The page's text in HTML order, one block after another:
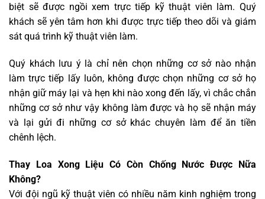
biệt sẽ được ngồi xem trực tiếp kỹ thuật viên làm. Quý
khách sẽ yên tâm hơn khi được trực tiếp theo dõi và giám
sát quá trình kỹ thuật viên làm.
Quý khách lưu ý là chỉ nên chọn những cơ sở nào nhận
làm trực tiếp lấy luôn, không được chọn những cơ sở họ
nhận giữ máy lại và hẹn khi nào xong đến lấy, vì chắc chắn
những cơ sở như vậy không làm được và họ sẽ nhận máy
và lại gửi đi những cơ sở khác chuyên làm để ăn tiền
chênh lệch.
Thay Loa Xong Liệu Có Còn Chống Nước Được Nữa
Không?
Với đội ngũ kỹ thuật viên có nhiều năm kinh nghiệm trong